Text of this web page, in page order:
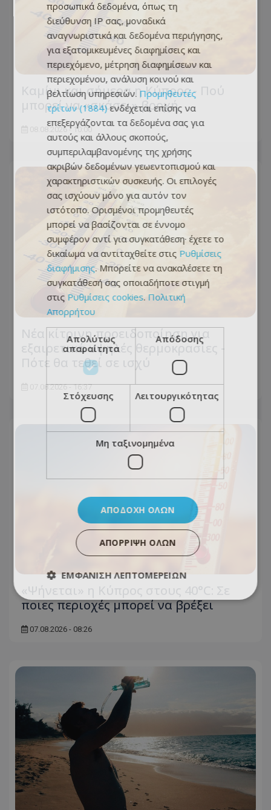
Καμίνι και σήμερα η Κύπρος - Πού
μπορεί να «σκάσει» βροχή
08.08.2026 - 10:00
Νέα κίτρινη προειδοποίηση για
εξαιρετικά υψηλές θερμοκρασίες -
Πότε θα τεθεί σε ισχύ
07.08.2026 - 16:37
ποιες περιοχές μπορεί να βρέξει
07.08.2026 - 08:26
προσωπικά δεδομένα, όπως τη
διεύθυνση IP σας, μοναδικά
αναγνωριστικά και δεδομένα περιήγησης,
για εξατομικευμένες διαφημίσεις και
περιεχόμενο, μέτρηση διαφημίσεων και
περιεχομένου, ανάλυση κοινού και
βελτίωση υπηρεσιών. Προμηθευτές
τρίτων (1884) ενδέχεται επίσης να
επεξεργάζονται τα δεδομένα σας για
αυτούς και άλλους σκοπούς,
συμπεριλαμβανομένης της χρήσης
ακριβών δεδομένων γεωεντοπισμού και
χαρακτηριστικών συσκευής. Οι επιλογές
σας ισχύουν μόνο για αυτόν τον
ιστότοπο. Ορισμένοι προμηθευτές
μπορεί να βασίζονται σε έννομο
συμφέρον αντί για συγκατάθεση· έχετε το
δικαίωμα να αντιταχθείτε στις Ρυθμίσεις
διαφήμισης. Μπορείτε να ανακαλέσετε τη
συγκατάθεσή σας οποιαδήποτε στιγμή
στις Ρυθμίσεις cookies. Πολιτική
Απορρήτου
Απολύτως
απαραίτητα
Απόδοσης
Στόχευσης Λειτουργικότητας
Μη ταξινομημένα
ΑΠΟΔΟΧΉ ΌΛΩΝ
ΑΠΌΡΡΙΨΗ ΌΛΩΝ
ΕΜΦΆΝΙΣΗ ΛΕΠΤΟΜΕΡΕΙΏΝ